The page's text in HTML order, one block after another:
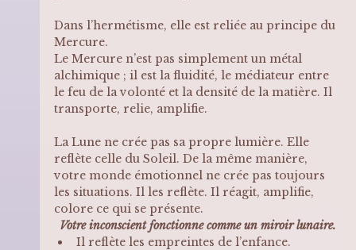
Dans l’hermétisme, elle est reliée au principe du
Mercure.
Le Mercure n’est pas simplement un métal
alchimique ; il est la fluidité, le médiateur entre
le feu de la volonté et la densité de la matière. Il
transporte, relie, amplifie.
La Lune ne crée pas sa propre lumière. Elle
reflète celle du Soleil. De la même manière,
votre monde émotionnel ne crée pas toujours
les situations. Il les reflète. Il réagit, amplifie,
colore ce qui se présente.
Votre inconscient fonctionne comme un miroir lunaire.
Il reflète les empreintes de l’enfance.